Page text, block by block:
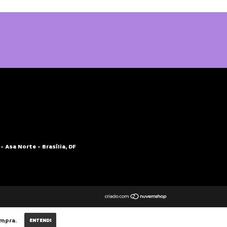
ENTENDI
Asa Norte - Brasília, DF